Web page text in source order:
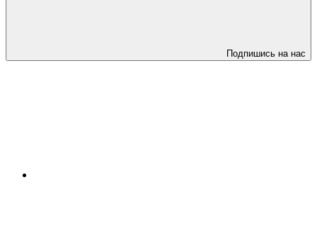
Подпишись на нас